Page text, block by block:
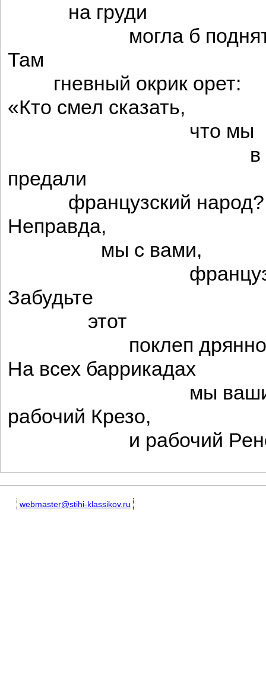
на груди
могла б
Там
гневный окрик орет:
«Кто смел сказать,
что мы
в
предали
французский народ?
Неправда,
мы с вами,
французские
Забудьте
этот
поклеп
На всех баррикадах
мы ваши
рабочий Крезо,
и рабочий
webmaster@stihi-klassikov.ru